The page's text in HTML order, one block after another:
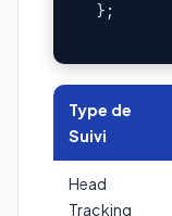
Type de
Suivi
Head
Tracking